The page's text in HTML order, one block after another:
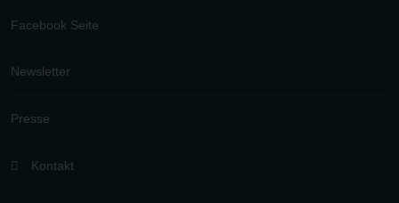
Facebook Seite
Newsletter
Presse
Kontakt